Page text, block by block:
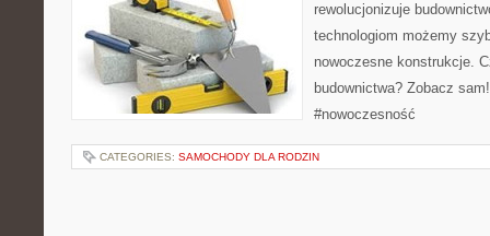
rewolucjonizuje
technologiom możemy
nowoczesne konstrukcje.
budownictwa? Zobacz
#nowoczesność
CATEGORIES: SAMOCHODY DLA RODZIN